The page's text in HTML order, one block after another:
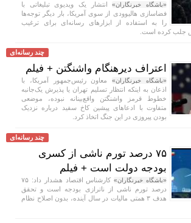
«باشگاه خبرنگاران»انتشار یک ویدیوی تبلیغاتی با
فضاسازی هالیوودی از سوی آمریکا، بار دیگر توجه‌ها
را به استفاده از ابزار‌های رسانه‌ای برای ترغیب
جلب کرده است.
چند رسانه‌ای
اعتراف دیرهنگام واشنگتن + فیلم
«باشگاه خبرنگاران»معاون رئیس‌جمهور آمریکا، با
اذعان به اینکه انتظار تسلیم تهران یا پذیرش یک‌جانبه
خطوط قرمز واشنگتن واقع‌بینانه نبوده، موضعی
متفاوت با ادعا‌های پیشین کاخ سفید درباره نزدیک
بودن پیروزی در این جنگ اتخاذ کرد.
چند رسانه‌ای
۷۵ درصد تورم ناشی از کسری
بودجه دولت است + فیلم
«باشگاه خبرنگاران»
کارشناس اقتصاد هشدار داد: ۷۵
درصد تورم ناشی از ناترازی بودجه است و تحقق
هدف ۳ همتی مالیات در سال آینده، بدون اصلاح نظام